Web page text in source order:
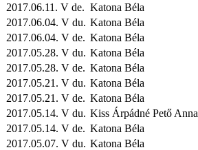
2017.06.11. V de. Katona Béla
2017.06.04. V du. Katona Béla
2017.06.04. V de. Katona Béla
2017.05.28. V du. Katona Béla
2017.05.28. V de. Katona Béla
2017.05.21. V du. Katona Béla
2017.05.21. V de. Katona Béla
2017.05.14. V du. Kiss Árpádné Pető Anna
2017.05.14. V de. Katona Béla
2017.05.07. V du. Katona Béla